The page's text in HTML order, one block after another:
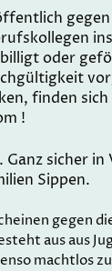
oder
finden
!
Ganz sicher
Sippen.
gegen
aus aus
machtlos